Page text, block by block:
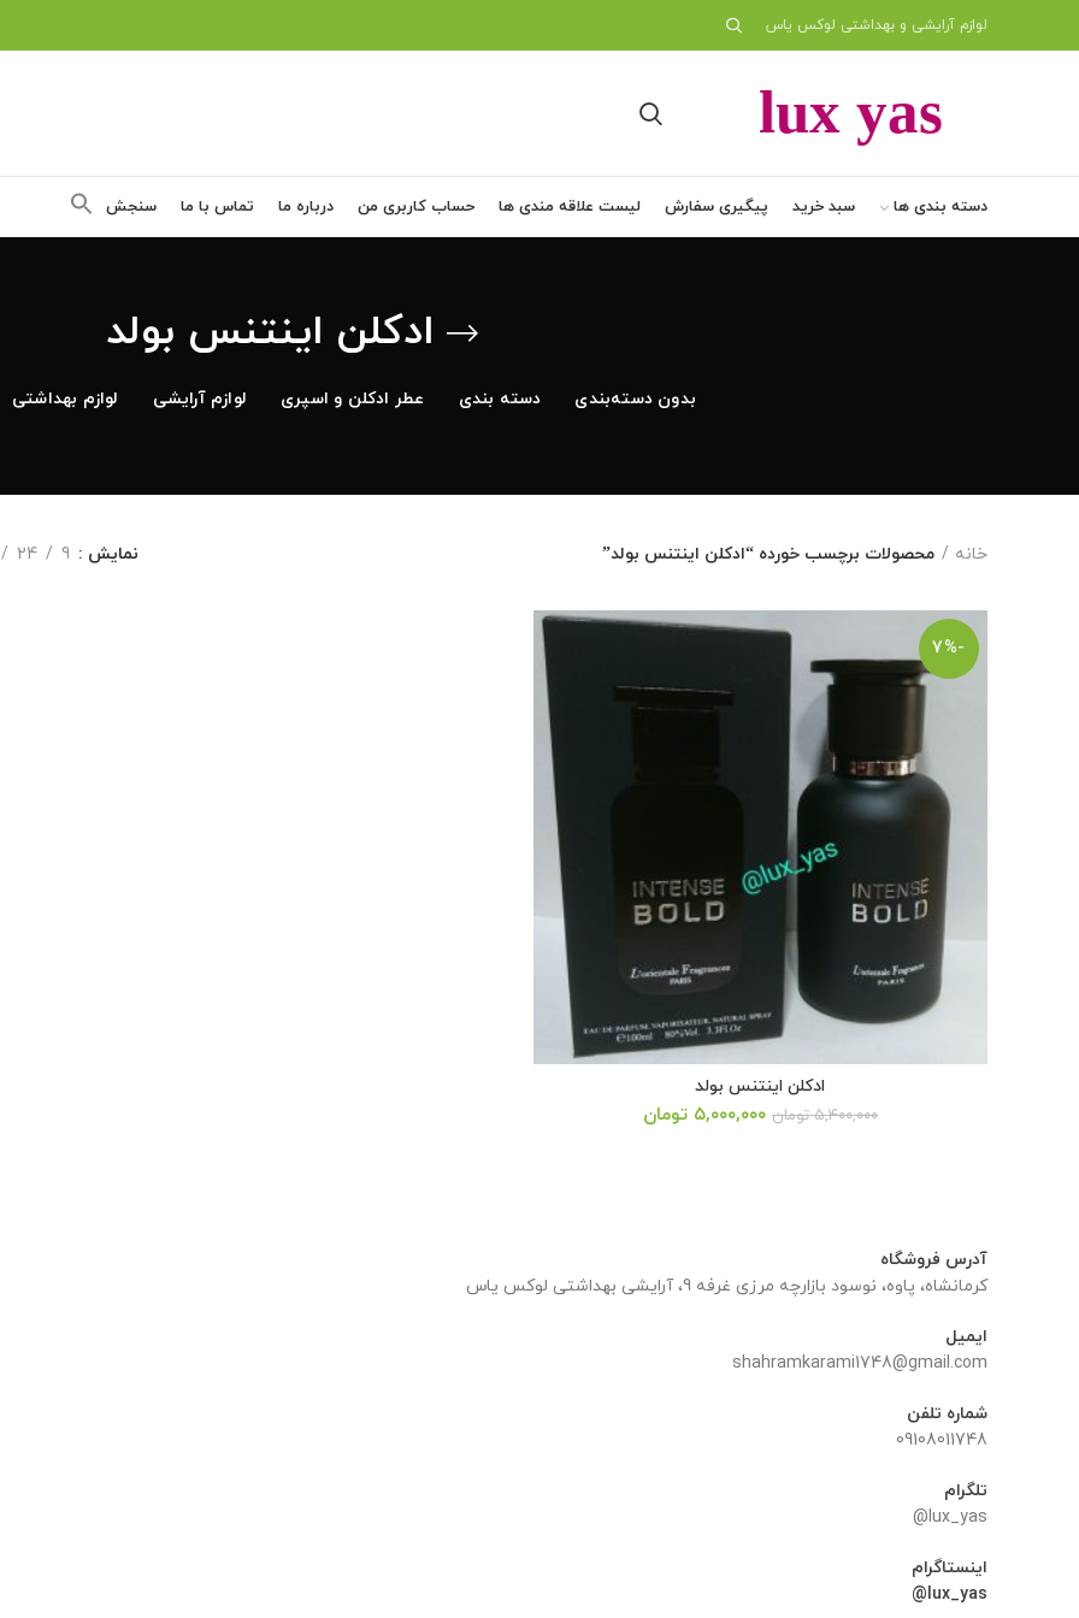
لوازم آرایشی و بهداشتی لوکس یاس
دسته بندی ها سبد خرید پیگیری سفارش لیست علاقه مندی ها حساب کاربری من درباره ما تماس با ما سنجش
ادکلن اینتنس بولد
بدون دسته‌بندی دسته بندی عطر ادکلن و اسپری لوازم آرایشی لوازم بهداشتی
خانه محصولات برچسب خورده “ادکلن اینتنس بولد” نمایش 9
24
-7%
ادکلن اینتنس بولد
۵,۴۰۰,۰۰۰ تومان قیمت
۵,۰۰۰,۰۰۰ تومان
آدرس فروشگاه
کرمانشاه، پاوه، نوسود بازارچه مرزی غرفه 9، آرایشی بهداشتی لوکس یاس
ایمیل
shahramkarami1748@gmail.com
شماره تلفن
09108011748
تلگرام
lux_yas@
اینستاگرام
lux_yas@